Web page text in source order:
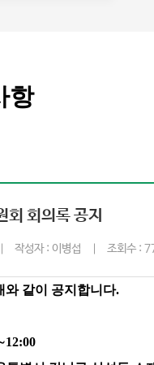
항
회의록 공지
작성자 : 이병섭 조회수 :
와 같이 공지합니다.
12:00